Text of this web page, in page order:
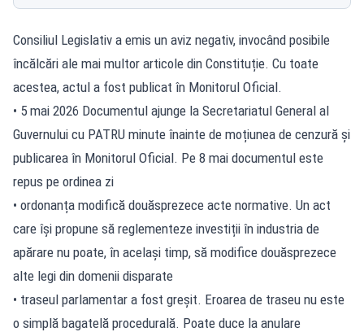
Consiliul Legislativ a emis un aviz negativ, invocând posibile
încălcări ale mai multor articole din Constituție. Cu toate
acestea, actul a fost publicat în Monitorul Oficial.
• 5 mai 2026 Documentul ajunge la Secretariatul General al
Guvernului cu PATRU minute înainte de moțiunea de cenzură și
publicarea în Monitorul Oficial. Pe 8 mai documentul este
repus pe ordinea zi
• ordonanța modifică douăsprezece acte normative. Un act
care își propune să reglementeze investiții în industria de
apărare nu poate, în același timp, să modifice douăsprezece
alte legi din domenii disparate
• traseul parlamentar a fost greșit. Eroarea de traseu nu este
o simplă bagatelă procedurală. Poate duce la anulare